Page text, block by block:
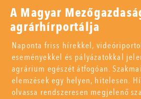
A Magyar
agrárhírportálja
Naponta friss hírekkel,
eseményekkel és pályázatokkal
agrárium egészét átfogóan.
elemzések egy helyen, hitelesen.
olvassa rendszeresen megjelenő